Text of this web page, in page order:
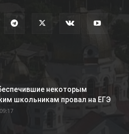
некоторым
школьникам провал на ЕГЭ